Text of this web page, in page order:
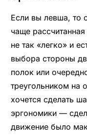
Если вы левша, то
чаще
не так «легко» и
выбора стороны
полок или
треугольником на
хочется сделать
эргономики —
движение было